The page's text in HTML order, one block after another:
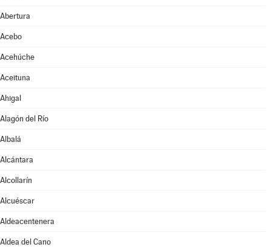
Abertura
Acebo
Acehúche
Aceituna
Ahigal
Alagón del Río
Albalá
Alcántara
Alcollarín
Alcuéscar
Aldeacentenera
Aldea del Cano